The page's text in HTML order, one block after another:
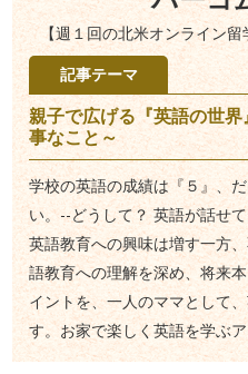
【週１回の北米オンライン
記事テーマ
親子で広げる『英語の世
事なこと～
学校の英語の成績は『５』、
い。--どうして？ 英語が話せ
英語教育への興味は増す一方
語教育への理解を深め、将来
イントを、一人のママとして
す。お家で楽しく英語を学ぶ